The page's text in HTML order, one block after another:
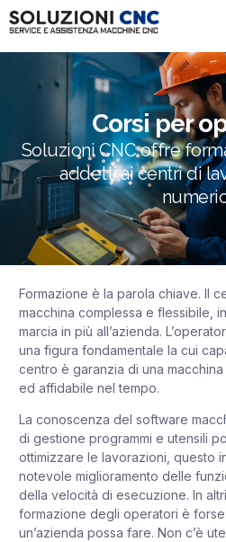
Corsi per
Soluzioni CNC offre
addetti ai centri di
Formazione è la parola chiave. Il
macchina complessa e flessibile,
marcia in più all’azienda.
una figura fondamentale la cui
centro è garanzia di una
ed affidabile nel tempo.
La conoscenza del software
di gestione programmi e utensili
ottimizzare le lavorazioni, questo
notevole miglioramento delle
della velocità di esecuzione. In
formazione degli operatori è
un’azienda possa fare. Non c’è